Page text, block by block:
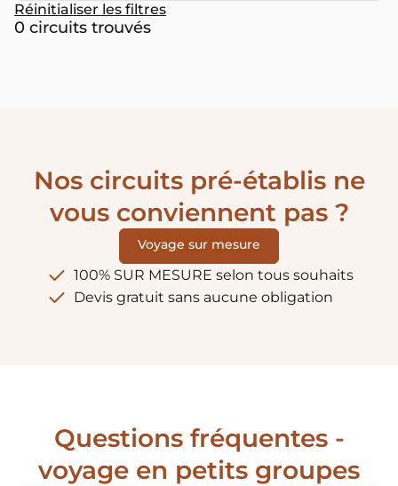
0 circuits trouvés
Réinitialiser les filtres
Nos circuits pré-établis ne
vous conviennent pas ?
Voyage sur mesure
100% SUR MESURE selon tous souhaits
Devis gratuit sans aucune obligation
Questions fréquentes -
voyage en petits groupes